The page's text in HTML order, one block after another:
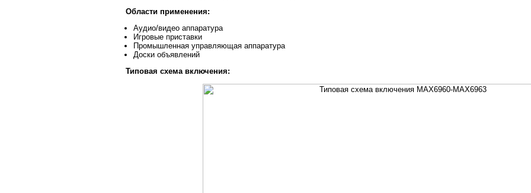
Области применения:
Аудио/видео аппаратура
Игровые приставки
Промышленная управляющая аппаратура
Доски объявлений
Типовая схема включения: